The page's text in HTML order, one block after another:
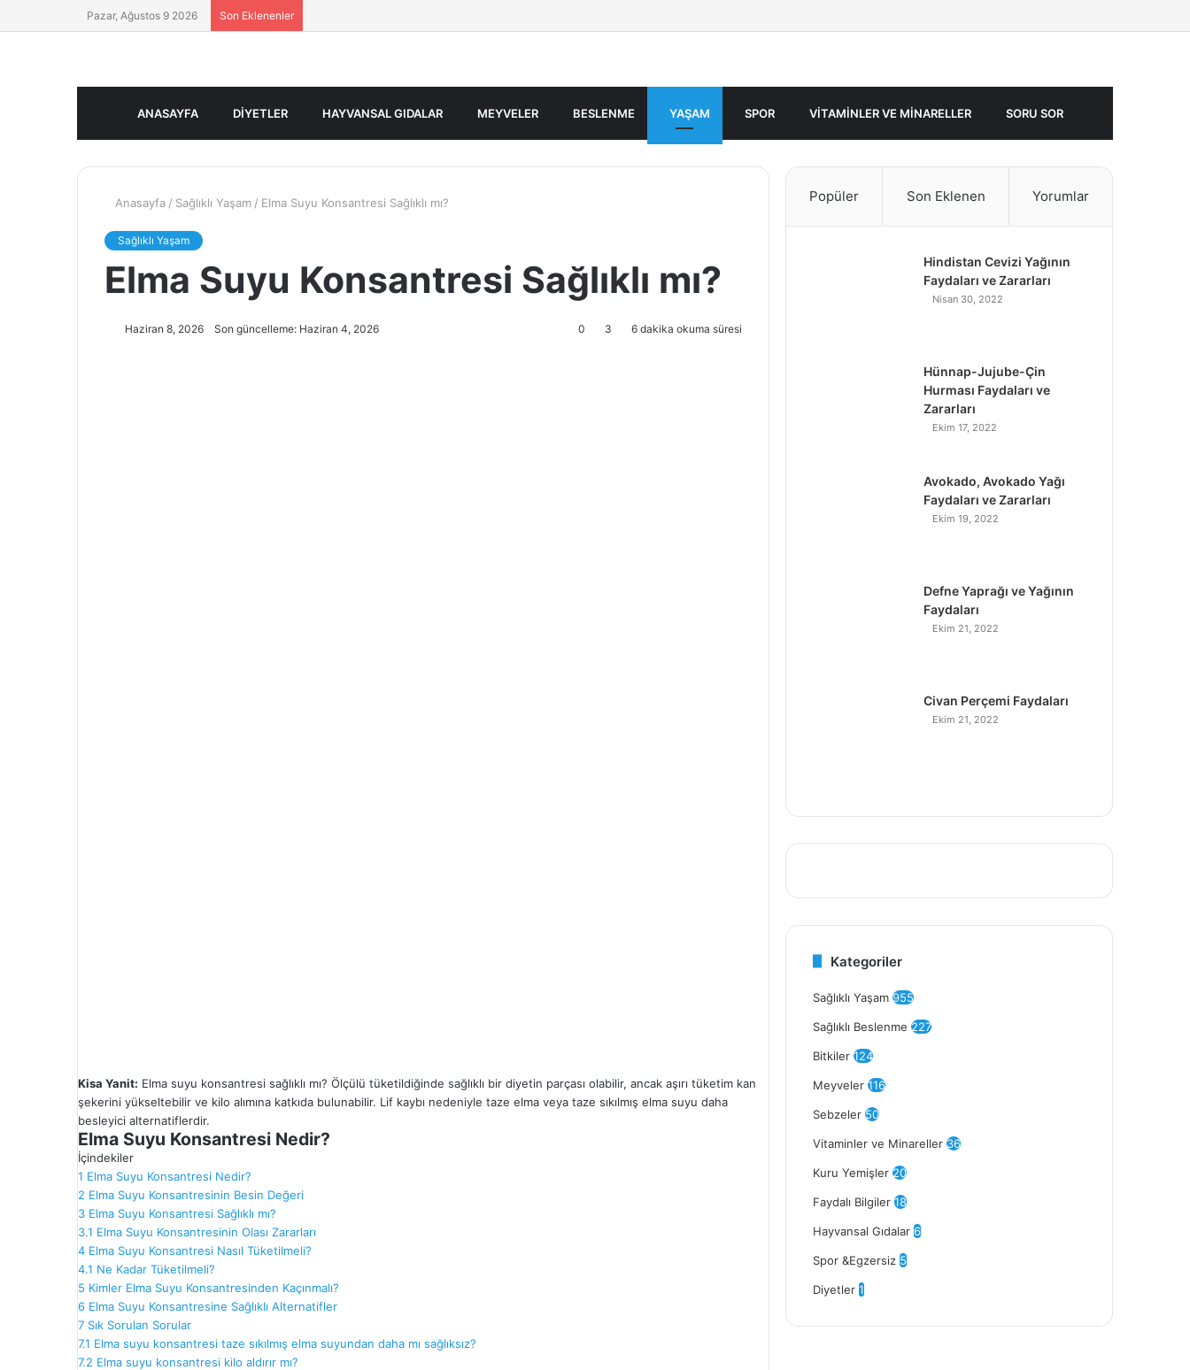
Pazar, Ağustos 9 2026 Son Eklenenler
ANASAYFA DIYETLER HAYVANSAL GIDALAR MEYVELER BESLENME YAŞAM SPOR VITAMINLER VE MINARELLER SORU SOR
Anasayfa / Sağlıklı Yaşam / Elma Suyu Konsantresi Sağlıklı mı?
Sağlıklı Yaşam
Elma Suyu Konsantresi Sağlıklı mı?
Haziran 8, 2026 Son güncelleme: Haziran 4, 2026 0 3 6 dakika okuma süresi
Kisa Yanit: Elma suyu konsantresi sağlıklı mı? Ölçülü tüketildiğinde sağlıklı bir diyetin parçası olabilir, ancak aşırı tüketim kan
şekerini yükseltebilir ve kilo alımına katkıda bulunabilir. Lif kaybı nedeniyle taze elma veya taze sıkılmış elma suyu daha
besleyici alternatiflerdir.
Elma Suyu Konsantresi Nedir?
İçindekiler
1 Elma Suyu Konsantresi Nedir?
2 Elma Suyu Konsantresinin Besin Değeri
3 Elma Suyu Konsantresi Sağlıklı mı?
3.1 Elma Suyu Konsantresinin Olası Zararları
4 Elma Suyu Konsantresi Nasıl Tüketilmeli?
4.1 Ne Kadar Tüketilmeli?
5 Kimler Elma Suyu Konsantresinden Kaçınmalı?
6 Elma Suyu Konsantresine Sağlıklı Alternatifler
7 Sık Sorulan Sorular
7.1 Elma suyu konsantresi taze sıkılmış elma suyundan daha mı sağlıksız?
7.2 Elma suyu konsantresi kilo aldırır mı?
Popüler Son Eklenen Yorumlar
Hindistan Cevizi Yağının
Faydaları ve Zararları
Nisan 30, 2022
Hünnap-Jujube-Çin
Hurması Faydaları ve
Zararları
Ekim 17, 2022
Avokado, Avokado Yağı
Faydaları ve Zararları
Ekim 19, 2022
Defne Yaprağı ve Yağının
Faydaları
Ekim 21, 2022
Civan Perçemi Faydaları
Ekim 21, 2022
Kategoriler
Sağlıklı Yaşam 955
Sağlıklı Beslenme 227
Bitkiler 124
Meyveler 116
Sebzeler 50
Vitaminler ve Minareller 36
Kuru Yemişler 20
Faydalı Bilgiler 18
Hayvansal Gıdalar 6
Spor &Egzersiz 5
Diyetler 1